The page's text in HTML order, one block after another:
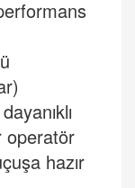
operatör
hazır